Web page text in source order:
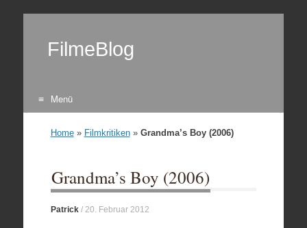
FilmeBlog
Menü
Home» Filmkritiken» Grandma’s Boy (2006)
Grandma’s Boy (2006)
Patrick/ 20. Februar 2012